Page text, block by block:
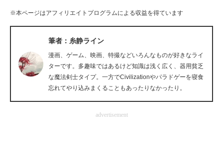
企業向けIT製品の総合サイト
IT製品の技術・比較・事例
製造業のIT導入・活用を支援
モノづくり技術者専門サイト
エレクトロニクス専門サイト
※本ページはアフィリエイトプログラムによる収益を得ています
筆者：糸静ライン
漫画、ゲーム、映画、特撮などいろんなものが好きなライ
ターです。多趣味ではあるけど知識は浅く広く、器用貧乏
な魔法剣士タイプ。一方でCivilizationやパラドゲーを寝食
忘れてやり込みまくることもあったりなかったり。
advertisement